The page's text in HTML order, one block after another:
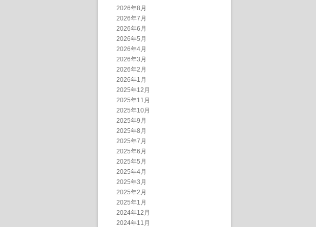
2026年8月
2026年7月
2026年6月
2026年5月
2026年4月
2026年3月
2026年2月
2026年1月
2025年12月
2025年11月
2025年10月
2025年9月
2025年8月
2025年7月
2025年6月
2025年5月
2025年4月
2025年3月
2025年2月
2025年1月
2024年12月
2024年11月